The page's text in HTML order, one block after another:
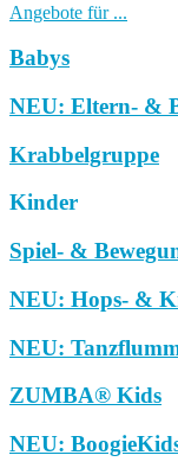
Angebote für ...
Babys
NEU: Eltern- &
Krabbelgruppe
Kinder
Spiel- &
NEU: Hops- &
NEU:
ZUMBA® Kids
NEU: